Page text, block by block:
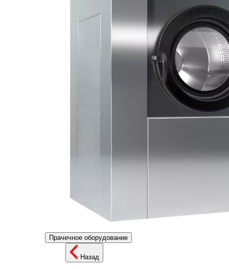
Прачечное оборудование
Назад